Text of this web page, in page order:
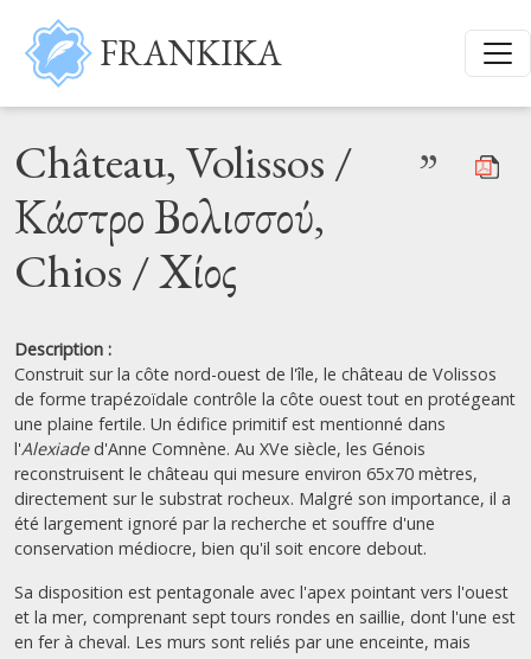
Aller au contenu principal
FRANKIKA
Château, Volissos /
Κάστρο Βολισσού,
Chios / Χίος
”
Description :
Construit sur la côte nord-ouest de l'île, le château de Volissos
de forme trapézoïdale contrôle la côte ouest tout en protégeant
une plaine fertile. Un édifice primitif est mentionné dans
l'Alexiade d'Anne Comnène. Au XVe siècle, les Génois
reconstruisent le château qui mesure environ 65x70 mètres,
directement sur le substrat rocheux. Malgré son importance, il a
été largement ignoré par la recherche et souffre d'une
conservation médiocre, bien qu'il soit encore debout.
Sa disposition est pentagonale avec l'apex pointant vers l'ouest
et la mer, comprenant sept tours rondes en saillie, dont l'une est
en fer à cheval. Les murs sont reliés par une enceinte, mais